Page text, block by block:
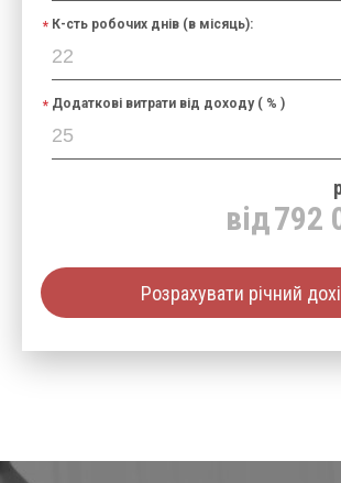
К-сть робочих днів (в місяць):
Додаткові витрати від доходу ( % )
від792
Розрахувати річний